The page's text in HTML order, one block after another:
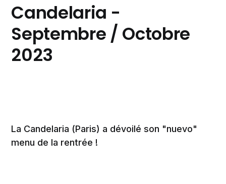
Candelaria -
Septembre / Octobre
2023
La Candelaria (Paris) a dévoilé son "nuevo"
menu de la rentrée !